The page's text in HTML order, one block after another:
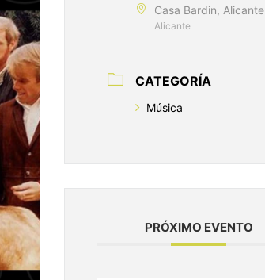
Casa Bardin, Alicante
Alicante
CATEGORÍA
Música
PRÓXIMO EVENTO